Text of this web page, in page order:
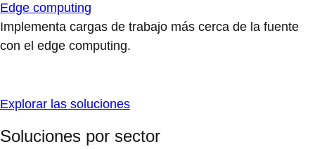
Edge computing
Implementa cargas de trabajo más cerca de la fuente
con el edge computing.
Explorar las soluciones
Soluciones por sector